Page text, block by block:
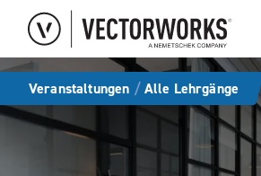
VECTORWORKS
DELTAPROJECT
BLUEBEAM REVU
EDUCATION
Veranstaltungen /Alle Lehrgänge